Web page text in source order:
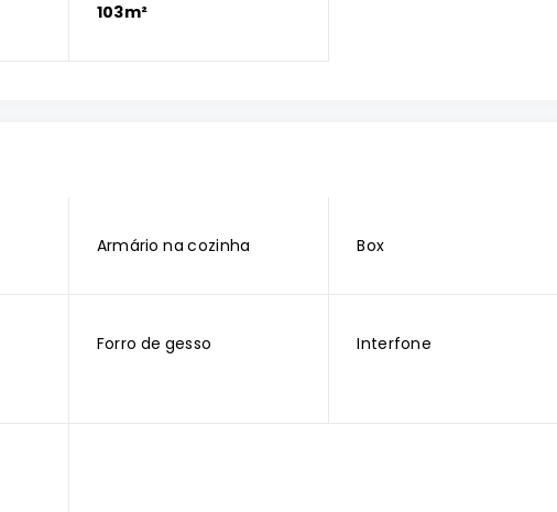
103m²
Armário na cozinha Box
Forro de gesso Interfone